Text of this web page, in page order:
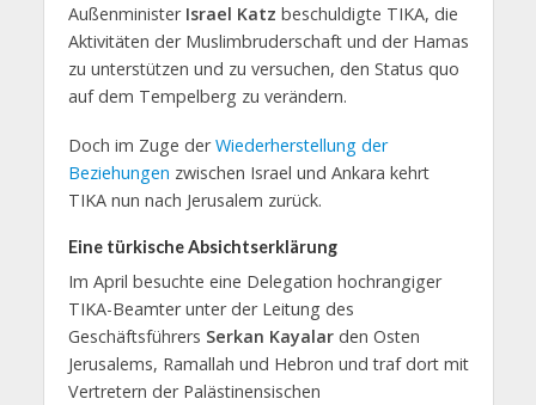
AußenministerIsrael Katz beschuldigte TIKA, die
Aktivitäten der Muslimbruderschaft und der Hamas
zu unterstützen und zu versuchen, den Status quo
auf dem Tempelberg zu verändern.
Doch im Zuge derWiederherstellung der
Beziehungen zwischen Israel und Ankara kehrt
TIKA nun nach Jerusalem zurück.
Eine türkische Absichtserklärung
Im April besuchte eine Delegation hochrangiger
TIKA-Beamter unter der Leitung des
Geschäftsführers Serkan Kayalarden Osten
Jerusalems, Ramallah und Hebron und traf dort mit
Vertretern der Palästinensischen